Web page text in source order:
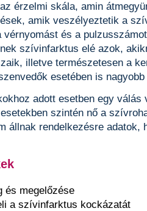
érzelmi skála, amin
amik veszélyeztetik a
vérnyomást és a
szívinfarktus elé azok,
illetve természetesen a
esetében is
adott esetben egy
szintén nő a
állnak rendelkezésre adatok,
és megelőzése
a szívinfarktus kockázatát